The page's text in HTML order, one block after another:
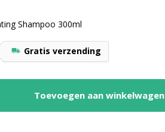
Shampoo 300ml
Gratis verzending
Toevoegen aan winkelwagen